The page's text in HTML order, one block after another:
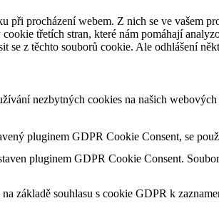
při procházení webem. Z nich se ve vašem
třetích stran, které nám pomáhají
se z těchto souborů cookie. Ale odhlášení
nezbytných cookies na našich
pluginem GDPR Cookie Consent, se
pluginem GDPR Cookie Consent.
základě souhlasu s cookie GDPR k